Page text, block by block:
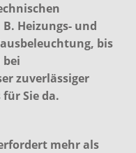
Heizungs- und
bis
zuverlässiger
Sie da.
mehr als